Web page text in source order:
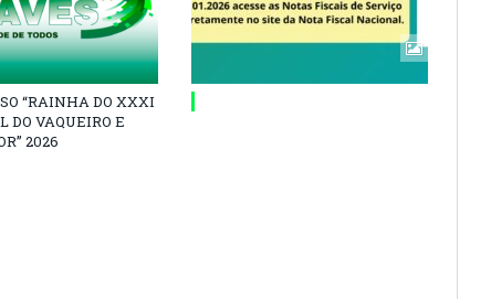
“RAINHA DO XXXI
DO VAQUEIRO E
2026